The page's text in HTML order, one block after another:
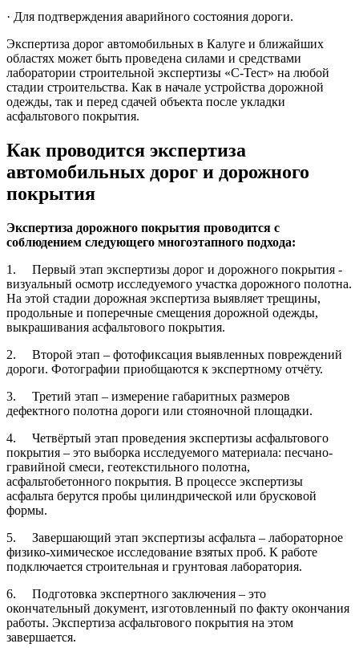
· Для подтверждения аварийного состояния дороги.
Экспертиза дорог автомобильных в Калуге и ближайших
областях может быть проведена силами и средствами
лаборатории строительной экспертизы «С-Тест» на любой
стадии строительства. Как в начале устройства дорожной
одежды, так и перед сдачей объекта после укладки
асфальтового покрытия.
Как проводится экспертиза
автомобильных дорог и дорожного
покрытия
Экспертиза дорожного покрытия проводится с
соблюдением следующего многоэтапного подхода:
1. Первый этап экспертизы дорог и дорожного покрытия -
визуальный осмотр исследуемого участка дорожного полотна.
На этой стадии дорожная экспертиза выявляет трещины,
продольные и поперечные смещения дорожной одежды,
выкрашивания асфальтового покрытия.
2. Второй этап – фотофиксация выявленных повреждений
дороги. Фотографии приобщаются к экспертному отчёту.
3. Третий этап – измерение габаритных размеров
дефектного полотна дороги или стояночной площадки.
4. Четвёртый этап проведения экспертизы асфальтового
покрытия – это выборка исследуемого материала: песчано-
гравийной смеси, геотекстильного полотна,
асфальтобетонного покрытия. В процессе экспертизы
асфальта берутся пробы цилиндрической или брусковой
формы.
5. Завершающий этап экспертизы асфальта – лабораторное
физико-химическое исследование взятых проб. К работе
подключается строительная и грунтовая лаборатория.
6. Подготовка экспертного заключения – это
окончательный документ, изготовленный по факту окончания
работы. Экспертиза асфальтового покрытия на этом
завершается.